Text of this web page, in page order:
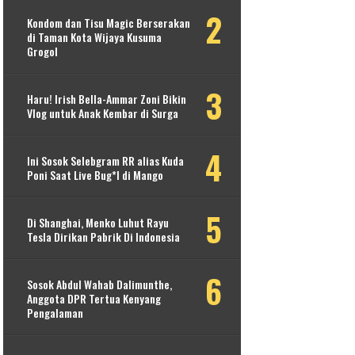
Kondom dan Tisu Magic Berserakan
di Taman Kota Wijaya Kusuma
Grogol
Haru! Irish Bella-Ammar Zoni Bikin
Vlog untuk Anak Kembar di Surga
Ini Sosok Selebgram RR alias Kuda
Poni Saat Live Bug*l di Mango
Di Shanghai, Menko Luhut Rayu
Tesla Dirikan Pabrik Di Indonesia
Sosok Abdul Wahab Dalimunthe,
Anggota DPR Tertua Kenyang
Pengalaman